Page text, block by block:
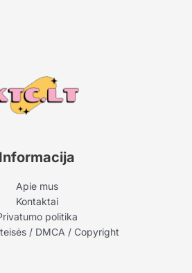
Informacija
Apie mus
Kontaktai
politika
/ DMCA / Copyright